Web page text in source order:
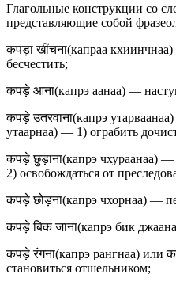
Глагольные конструкции со
представляющие собой
कपड़ा खींचना(капраа
бесчестить;
कपड़े आना(капрэ аанаа) —
कपड़े उतरवाना(капрэ
утаарнаа) — 1) ограбить
कपड़े छुड़ाना(капрэ чхураанаа) —
2) освобождаться от
कपड़े छोड़ना(капрэ чхорнаа) —
कपड़े बिक जाना(капрэ бик
कपड़े रंगना(капрэ рангнаа) или
становиться отшельником;